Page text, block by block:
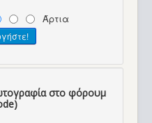
Άρτια
στο φόρουμ